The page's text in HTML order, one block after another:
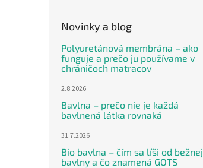
Novinky a blog
Polyuretánová membrána – ako
funguje a prečo ju používame v
chráničoch matracov
2.8.2026
Bavlna – prečo nie je každá
bavlnená látka rovnaká
31.7.2026
Bio bavlna – čím sa líši od bežnej
bavlny a čo znamená GOTS